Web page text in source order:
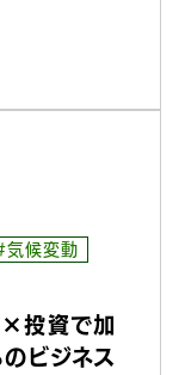
気候変動
投資で加
ビジネス